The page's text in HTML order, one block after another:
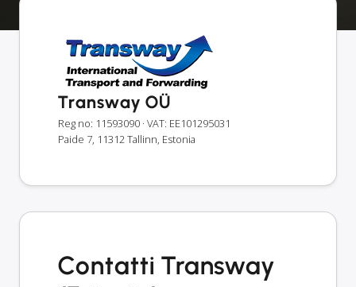
Transway OÜ
Reg no: 11593090 · VAT: EE101295031
Paide 7, 11312 Tallinn, Estonia
Contatti Transway